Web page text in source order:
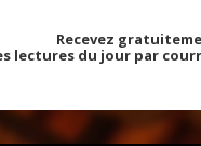
Recevez
lectures du jour par